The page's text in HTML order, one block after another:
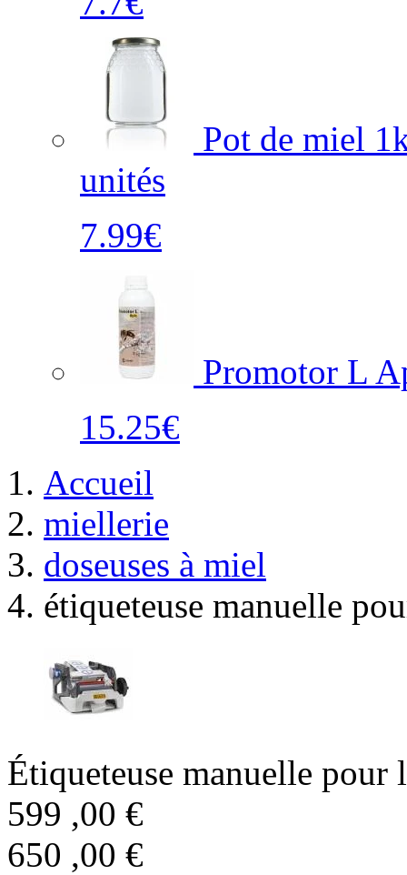
Pot de miel
unités
7.99€
Promotor L
15.25€
Accueil
miellerie
doseuses à miel
étiqueteuse manuelle
Étiqueteuse manuelle
599 ,00 €
650 ,00 €